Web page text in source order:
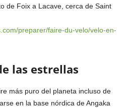
de Foix a Lacave, cerca de Saint
preparer/faire-du-velo/velo-en-
las estrellas
más puro del planeta incluso de
en la base nórdica de Angaka